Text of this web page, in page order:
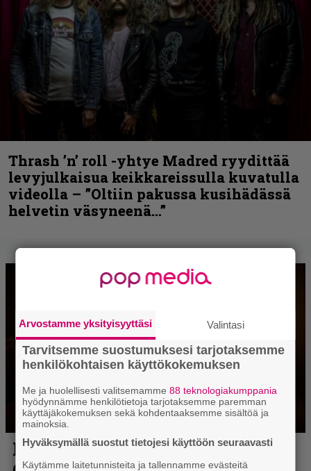
Thrash ’n’ roll -yhtye Madred ryydittää
levyjulkaisua keikkareissulla kuvatulla
videolla – ”Oltiin pakussa kusihädässä
helvetin väsyneenä…”
Arvostamme yksityisyyttäsi Valintasi
Tarvitsemme suostumuksesi tarjotaksemme
henkilökohtaisen käyttökokemuksen
Me ja huolellisesti valitsemamme88 teknologiakumppania
hyödynnämme henkilötietoja tarjotaksemme paremman
käyttäjäkokemuksen sekä kohdentaaksemme sisältöä ja
mainoksia.
Hyväksymällä suostut tietojesi käyttöön seuraavasti
Käytämme laitetunnisteita ja tallennamme evästeitä